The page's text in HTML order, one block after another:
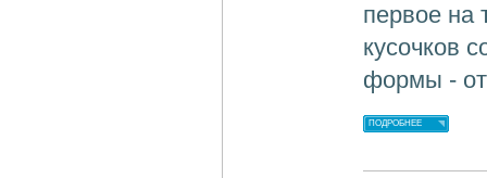
первое на
кусочков
формы -
ПОДРОБНЕЕ